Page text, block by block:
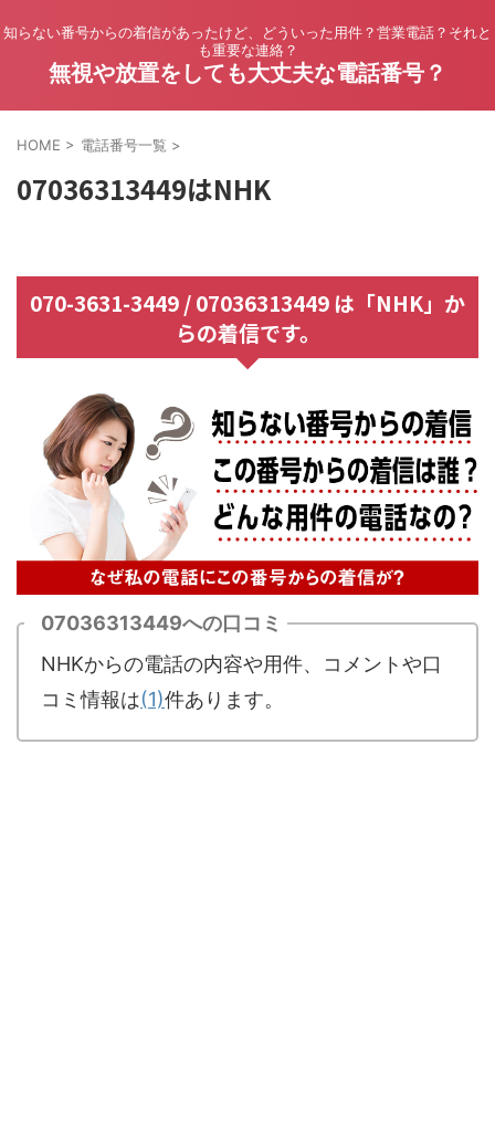
知らない番号からの着信があったけど、どういった用件？営業電話？それと
も重要な連絡？
無視や放置をしても大丈夫な電話番号？
HOME > 電話番号一覧 >
07036313449はNHK
070-3631-3449 / 07036313449 は「NHK」か
らの着信です。
07036313449への口コミ
NHKからの電話の内容や用件、コメントや口
コミ情報は(1)件あります。